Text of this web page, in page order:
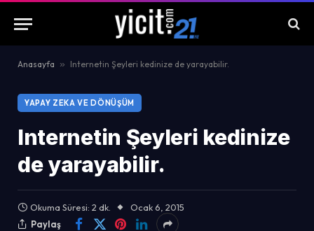
Anasayfa » Internetin Şeyleri kedinize de yarayabilir.
YAPAY ZEKA VE DÖNÜŞÜM
Internetin Şeyleri kedinize
de yarayabilir.
Okuma Süresi: 2 dk.
Ocak 6, 2015
Paylaş